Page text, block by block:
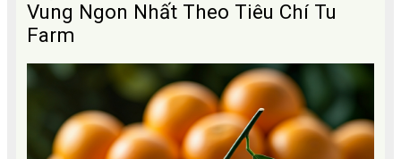
Vung Ngon Nhất Theo Tiêu Chí Tu
Farm